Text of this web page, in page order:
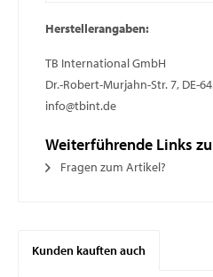
Herstellerangaben:
TB International GmbH
Dr.-Robert-Murjahn-Str. 7, DE-
info@tbint.de
Weiterführende Links
Fragen zum Artikel?
Kunden kauften auch